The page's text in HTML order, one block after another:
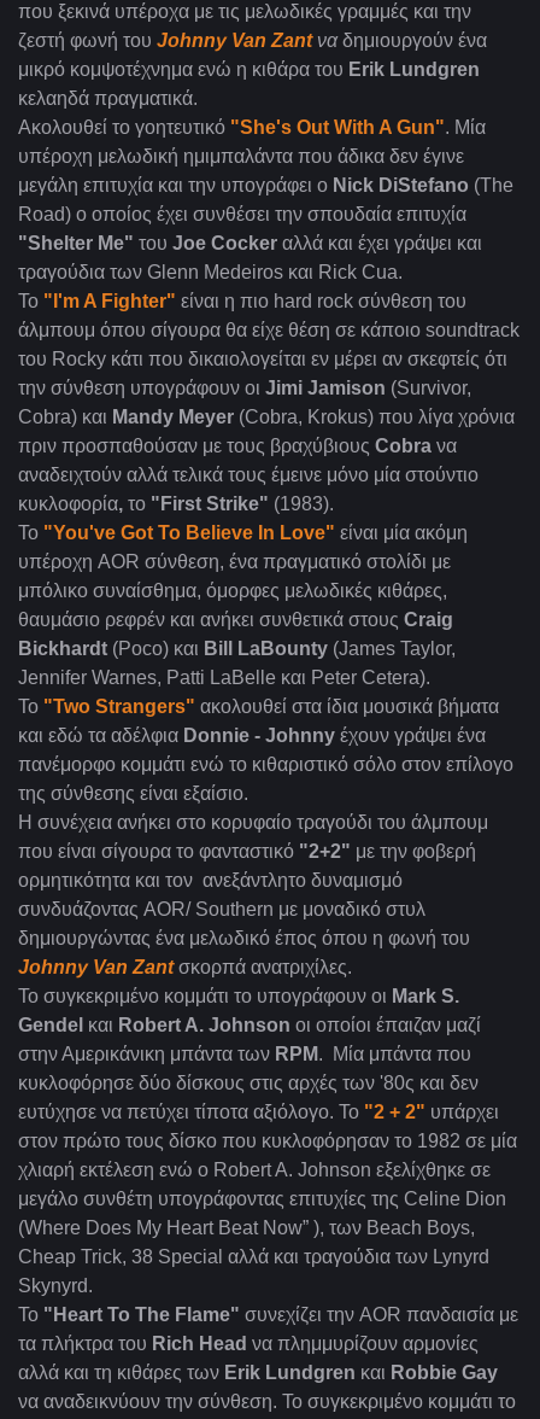
που ξεκινά υπέροχα με τις μελωδικές γραμμές και την
ζεστή φωνή του Johnny Van Zant ναδημιουργούν ένα
μικρό κομψοτέχνημα ενώ η κιθάρα του Erik Lundgren
κελαηδά πραγματικά.
Ακολουθεί το γοητευτικό "She's Out With A Gun". Μία
υπέροχη μελωδική ημιμπαλάντα που άδικα δεν έγινε
μεγάλη επιτυχία και την υπογράφει ο Nick DiStefano (Τhe
Road) ο οποίος έχει συνθέσει την σπουδαία επιτυχία
"Shelter Me" του Joe Cocker αλλά και έχει γράψει και
τραγούδια των Glenn Medeiros και Rick Cua.
Το "I'm A Fighter" είναι η πιο hard rock σύνθεση του
άλμπουμ όπου σίγουρα θα είχε θέση σε κάποιο soundtrack
του Rocky κάτι που δικαιολογείται εν μέρει αν σκεφτείς ότι
την σύνθεση υπογράφουν οι Jimi Jamison (Survivor,
Cobra) και Mandy Meyer (Cobra, Krokus) που λίγα χρόνια
πριν προσπαθούσαν με τους βραχύβιους Cobra να
αναδειχτούν αλλά τελικά τους έμεινε μόνο μία στούντιο
κυκλοφορία, το "First Strike" (1983).
Το "You've Got To Believe In Love" είναι μία ακόμη
υπέροχη AOR σύνθεση, ένα πραγματικό στολίδι με
μπόλικο συναίσθημα, όμορφες μελωδικές κιθάρες,
θαυμάσιο ρεφρέν και ανήκει συνθετικά στους Craig
Bickhardt (Poco) και Bill LaBounty (James Taylor,
Jennifer Warnes, Patti LaBelle και Peter Cetera).
Το "Two Strangers" ακολουθεί στα ίδια μουσικά βήματα
και εδώ τα αδέλφια Donnie - Johnny έχουν γράψει ένα
πανέμορφο κομμάτι ενώ το κιθαριστικό σόλο στον επίλογο
της σύνθεσης είναι εξαίσιο.
Η συνέχεια ανήκει στο κορυφαίο τραγούδι του άλμπουμ
που είναι σίγουρα το φανταστικό "2+2" με την φοβερή
ορμητικότητα και τον ανεξάντλητο δυναμισμό
συνδυάζοντας AOR/ Southern με μοναδικό στυλ
δημιουργώντας ένα μελωδικό έπος όπου η φωνή του
Johnny Van Zantσκορπά ανατριχίλες.
Το συγκεκριμένο κομμάτι το υπογράφουν οι Mark S.
Gendel και Robert A. Johnson οι οποίοι έπαιζαν μαζί
στην Αμερικάνικη μπάντα των RPM. Μία μπάντα που
κυκλοφόρησε δύο δίσκους στις αρχές των '80ς και δεν
ευτύχησε να πετύχει τίποτα αξιόλογο. Το "2 + 2" υπάρχει
στον πρώτο τους δίσκο που κυκλοφόρησαν το 1982 σε μία
χλιαρή εκτέλεση ενώ ο Robert A. Johnson εξελίχθηκε σε
μεγάλο συνθέτη υπογράφοντας επιτυχίες της Celine Dion
(Where Does My Heart Beat Now” ), των Beach Boys,
Cheap Trick, 38 Special αλλά και τραγούδια των Lynyrd
Skynyrd.
Το "Heart To The Flame" συνεχίζει την AOR πανδαισία με
τα πλήκτρα του Rich Head να πλημμυρίζουν αρμονίες
αλλά και τη κιθάρες των Erik Lundgren και Robbie Gay
να αναδεικνύουν την σύνθεση. Το συγκεκριμένο κομμάτι το